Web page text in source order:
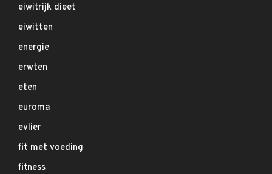
eiwitrijk dieet
eiwitten
energie
erwten
eten
euroma
evlier
fit met voeding
fitness